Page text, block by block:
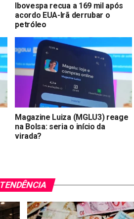
Ibovespa recua a 169 mil após
acordo EUA-Irã derrubar o
petróleo
Magazine Luiza (MGLU3) reage
na Bolsa: seria o início da
virada?
TENDÊNCIA